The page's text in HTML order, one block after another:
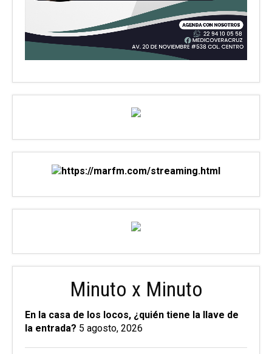
Minuto x Minuto
En la casa de los locos, ¿quién tiene la llave de
la entrada? 5 agosto, 2026